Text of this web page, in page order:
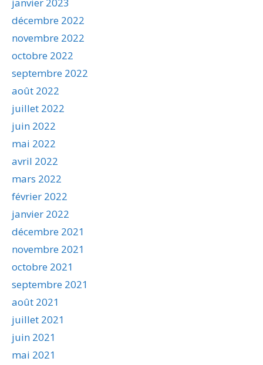
décembre 2022
novembre 2022
octobre 2022
septembre 2022
août 2022
juillet 2022
juin 2022
mai 2022
avril 2022
mars 2022
février 2022
janvier 2022
décembre 2021
novembre 2021
octobre 2021
septembre 2021
août 2021
juillet 2021
juin 2021
mai 2021